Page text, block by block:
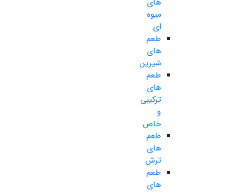
میوه
ای
طعم
های
شیرین
طعم
های
ترکیبی
و
خاص
طعم
های
ترش
طعم
های